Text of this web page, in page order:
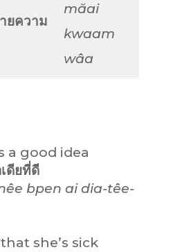
ยความ
măai
kwaam
wâa
a good idea
ดียที่ดี
bpen ai dia-têe-
she’s sick